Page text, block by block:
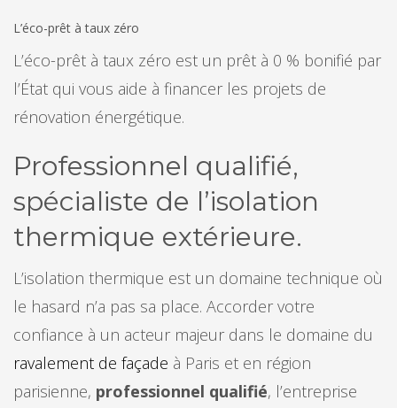
L’éco-prêt à taux zéro
L’éco-prêt à taux zéro est un prêt à 0 % bonifié par
l’État qui vous aide à financer les projets de
rénovation énergétique.
Professionnel qualifié,
spécialiste de l’isolation
thermique extérieure.
L’isolation thermique est un domaine technique où
le hasard n’a pas sa place. Accorder votre
confiance à un acteur majeur dans le domaine du
ravalement de façade à Paris et en région
parisienne, professionnel qualifié, l’entreprise